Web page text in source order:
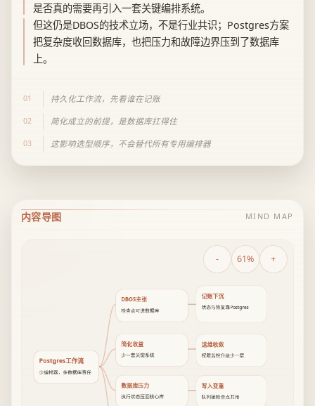
是否真的需要再引入一套关键编排系统。
但这仍是DBOS的技术立场，不是行业共识；Postgres方案
把复杂度收回数据库，也把压力和故障边界压到了数据库
上。
01 持久化工作流，先看谁在记账
02 简化成立的前提，是数据库扛得住
03 这影响选型顺序，不会替代所有专用编排器
内容导图 MIND MAP
- 61% +
Postgres工作流
少编排器，多数据库责任
DBOS主张
检查点可进数据库
记账下沉
状态与恢复靠Postgres
简化收益
少一套关键系统
运维收敛
权限监控升级少一层
数据库压力
执行状态压回核心库
写入变重
队列锁检查点共用